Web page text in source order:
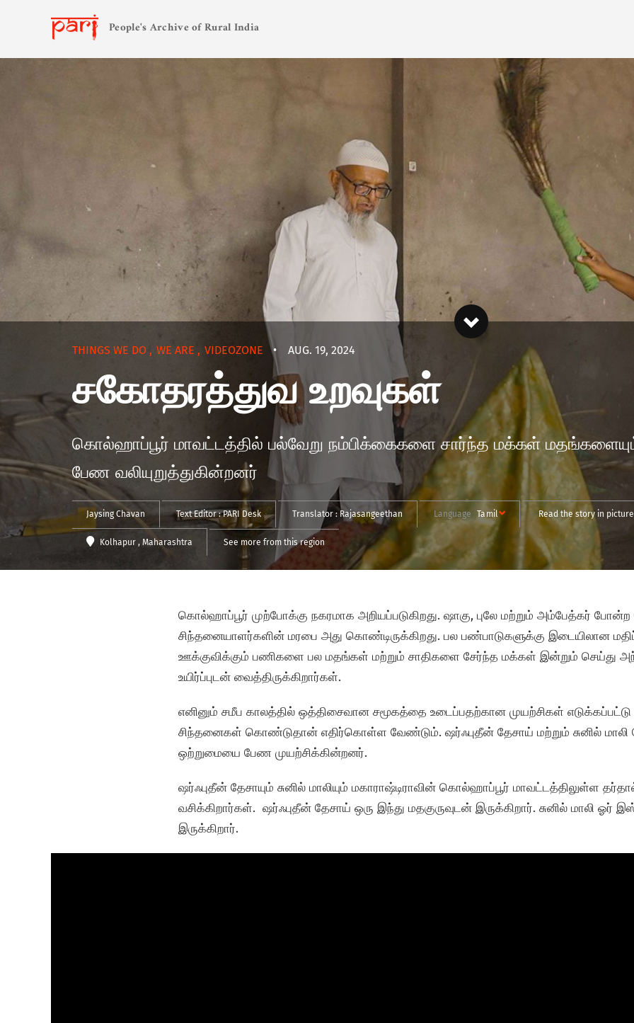
People's Archive of Rural India
THINGS WE DO , WE ARE , VIDEOZONE • AUG. 19, 2024
சகோதரத்துவ உறவுகள்
கொல்ஹாப்பூர் மாவட்டத்தில் பல்வேறு நம்பிக்கைகளை சார்ந்த மக்கள்
பேண வலியுறுத்துகின்றனர்
Jaysing Chavan Text Editor :PARI Desk Translator : Rajasangeethan Language Tamil Read the story in
Kolhapur , Maharashtra See more from this region
கொல்ஹாப்பூர் முற்போக்கு நகரமாக அறியப்படுகிறது. ஷாகு, புலே மற்றும் அம்பேத்கர் போன்ற
சிந்தனையாளர்களின் மரபை அது கொண்டிருக்கிறது. பல பண்பாடுகளுக்கு இடையிலான
ஊக்குவிக்கும் பணிகளை பல மதங்கள் மற்றும் சாதிகளை சேர்ந்த மக்கள் இன்றும் செய்து
உயிர்ப்புடன் வைத்திருக்கிறார்கள்.
எனினும் சமீப காலத்தில் ஒத்திசைவான சமூகத்தை உடைப்பதற்கான முயற்சிகள்
சிந்தனைகள் கொண்டுதான் எதிர்கொள்ள வேண்டும். ஷர்ஃபுதீன் தேசாய் மற்றும் சுனில்
ஒற்றுமையை பேண முயற்சிக்கின்றனர்.
ஷர்ஃபுதீன் தேசாயும் சுனில் மாலியும் மகாராஷ்டிராவின் கொல்ஹாப்பூர் மாவட்டத்திலுள்ள
வசிக்கிறார்கள். ஷர்ஃபுதீன் தேசாய் ஒரு இந்து மதகுருவுடன் இருக்கிறார். சுனில் மாலி ஓர்
இருக்கிறார்.